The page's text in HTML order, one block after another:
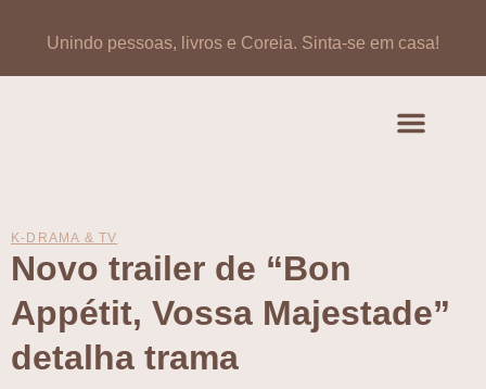
Unindo pessoas, livros e Coreia. Sinta-se em casa!
K-DRAMA & TV
Novo trailer de “Bon
Appétit, Vossa Majestade”
detalha trama